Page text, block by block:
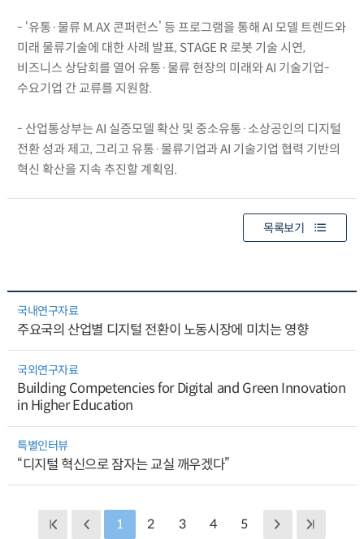
- ‘유통·물류 M.AX 콘퍼런스’ 등 프로그램을 통해 AI 모델 트렌드와
미래 물류기술에 대한 사례 발표, STAGE R 로봇 기술 시연,
비즈니스 상담회를 열어 유통·물류 현장의 미래와 AI 기술기업-
수요기업 간 교류를 지원함.
- 산업통상부는 AI 실증모델 확산 및 중소유통·소상공인의 디지털
전환 성과 제고, 그리고 유통·물류기업과 AI 기술기업 협력 기반의
혁신 확산을 지속 추진할 계획임.
목록보기
국내연구자료
주요국의 산업별 디지털 전환이 노동시장에 미치는 영향
국외연구자료
Building Competencies for Digital and Green Innovation
in Higher Education
특별인터뷰
“디지털 혁신으로 잠자는 교실 깨우겠다”
1 2 3 4 5